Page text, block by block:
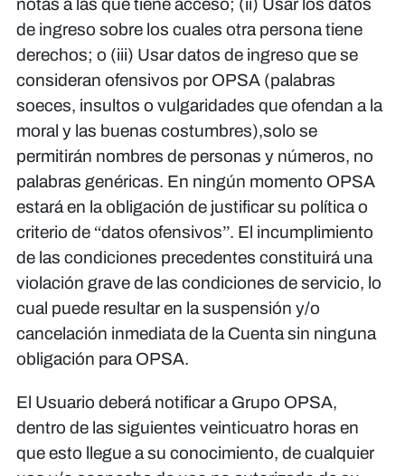
notas a las que tiene acceso; (ii) Usar los datos
de ingreso sobre los cuales otra persona tiene
derechos; o (iii) Usar datos de ingreso que se
consideran ofensivos por OPSA (palabras
soeces, insultos o vulgaridades que ofendan a la
moral y las buenas costumbres),solo se
permitirán nombres de personas y números, no
palabras genéricas. En ningún momento OPSA
estará en la obligación de justificar su política o
criterio de “datos ofensivos”. El incumplimiento
de las condiciones precedentes constituirá una
violación grave de las condiciones de servicio, lo
cual puede resultar en la suspensión y/o
cancelación inmediata de la Cuenta sin ninguna
obligación para OPSA.
El Usuario deberá notificar a Grupo OPSA,
dentro de las siguientes veinticuatro horas en
que esto llegue a su conocimiento, de cualquier